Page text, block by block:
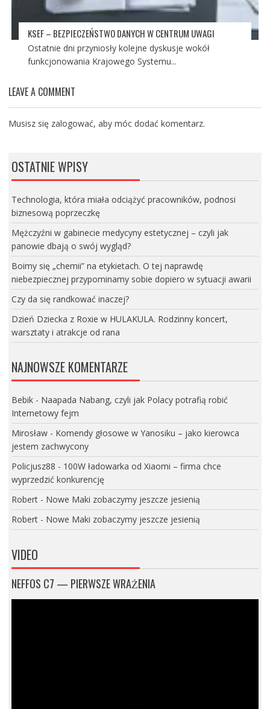
KSEF – BEZPIECZEŃSTWO DANYCH W CENTRUM UWAGI
Ostatnie dni przyniosły kolejne dyskusje wokół
funkcjonowania Krajowego Systemu...
LEAVE A COMMENT
Musisz się zalogować, aby móc dodać komentarz.
OSTATNIE WPISY
Technologia, która miała odciążyć pracowników, podnosi
biznesową poprzeczkę
Mężczyźni w gabinecie medycyny estetycznej – czyli jak
panowie dbają o swój wygląd?
Boimy się „chemii” na etykietach. O tej naprawdę
niebezpiecznej przypominamy sobie dopiero w sytuacji awarii
Czy da się randkować inaczej?
Dzień Dziecka z Roxie w HULAKULA. Rodzinny koncert,
warsztaty i atrakcje od rana
NAJNOWSZE KOMENTARZE
Bebik- Naapada Nabang, czyli jak Polacy potrafią robić
Internetowy fejm
Mirosław- Komendy głosowe w Yanosiku – jako kierowca
jestem zachwycony
Policjusz88 - 100W ładowarka od Xiaomi – firma chce
wyprzedzić konkurencję
Robert- Nowe Maki zobaczymy jeszcze jesienią
Robert- Nowe Maki zobaczymy jeszcze jesienią
VIDEO
NEFFOS C7 — PIERWSZE WRAŻENIA